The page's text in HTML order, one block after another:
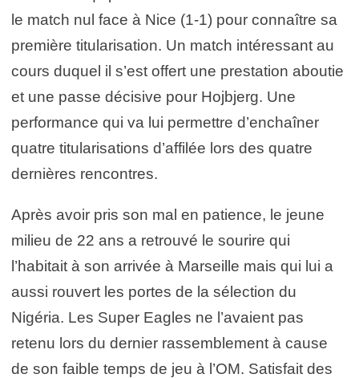
le match nul face à Nice (1-1) pour connaître sa
première titularisation. Un match intéressant au
cours duquel il s’est offert une prestation aboutie
et une passe décisive pour Hojbjerg. Une
performance qui va lui permettre d’enchaîner
quatre titularisations d’affilée lors des quatre
dernières rencontres.
Après avoir pris son mal en patience, le jeune
milieu de 22 ans a retrouvé le sourire qui
l’habitait à son arrivée à Marseille mais qui lui a
aussi rouvert les portes de la sélection du
Nigéria. Les Super Eagles ne l’avaient pas
retenu lors du dernier rassemblement à cause
de son faible temps de jeu à l’OM. Satisfait des